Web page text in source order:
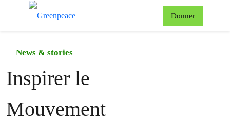
Donner
News & stories
Inspirer le
Mouvement